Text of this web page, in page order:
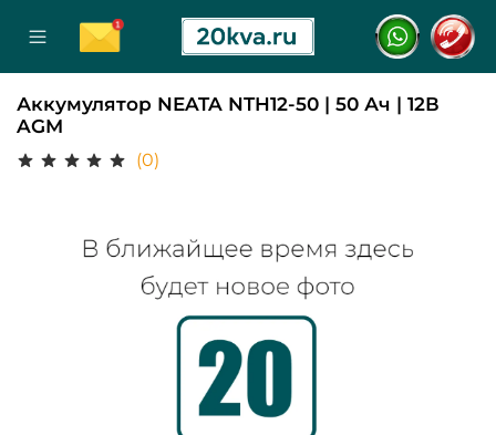
Аккумулятор NEATA NTH12-50 | 50 Ач | 12В
AGM
(0)